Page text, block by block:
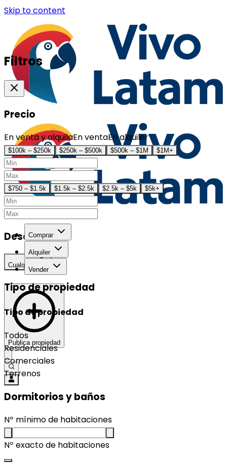
Skip to content
Comprar
Alquiler
Vender
Publica propiedad
Filtros
Precio
En venta y alquilaEn ventaEn alquiler
$100k – $250k $250k – $500k $500k – $1M $1M+
$750 – $1.5k $1.5k – $2.5k $2.5k – $5k $5k+
Desarrollo
Cualquier
Tipo de propiedad
Tipo de propiedad
Todos
Residenciales
Comerciales
Terrenos
Dormitorios y baños
Nº mínimo de habitaciones
Nº exacto de habitaciones